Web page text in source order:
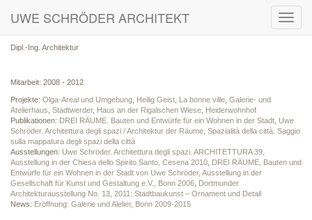
UWE SCHRÖDER ARCHITEKT
Dipl.-Ing. Architektur
Mitarbeit: 2008 - 2012
Projekte: Olga-Areal und Umgebung Heilig Geist La bonne ville Galerie- und
Atelierhaus Stadtwerder, Haus an der Rigalschen Wiese Heiderwohnhof
Publikationen: DREI RÄUME. Bauten und Entwürfe für ein Wohnen in der Stadt Uwe
Schröder. Architettura degli spazi / Architektur der Räume Spazialità della città. Saggio
sulla mappatura degli spazi della città
Ausstellungen: Uwe Schröder. Architettura degli spazi. ARCHITETTURA 39,
Ausstellung in der Chiesa dello Spirito Santo, Cesena 2010 DREI RÄUME, Bauten und
Entwürfe für ein Wohnen in der Stadt von Uwe Schröder, Ausstellung in der
Gesellschaft für Kunst und Gestaltung e.V., Bonn 2006 Dortmunder
Architekturausstellung No. 13, 2011: Stadtbaukunst – Ornament und Detail
News: Eröffnung: Galerie und Alelier, Bonn 2009-2015